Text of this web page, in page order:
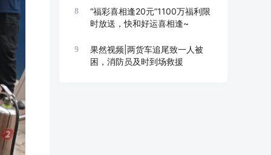
8
“福彩喜相逢20元”1100万福利限
时放送，快和好运喜相逢~
9
果然视频|两货车追尾致一人被
困，消防员及时到场救援